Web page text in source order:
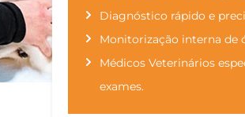
Diagnóstico rápido e
Monitorização interna de
Médicos Veterinários
exames.